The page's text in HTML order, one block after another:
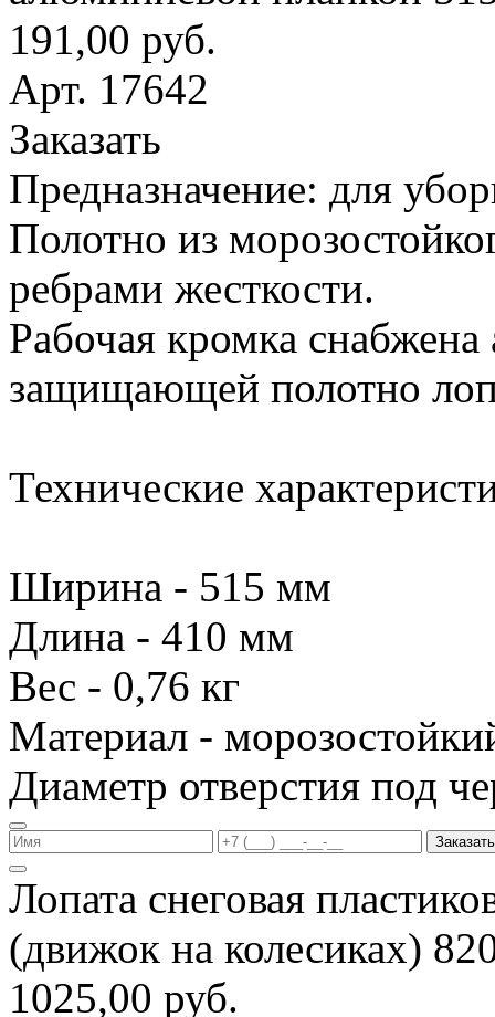
191,00 руб.
Арт. 17642
Заказать
Предназначение: для
Полотно из
ребрами жесткости.
Рабочая кромка
защищающей полотно
Технические
Ширина - 515 мм
Длина - 410 мм
Вес - 0,76 кг
Материал -
Диаметр отверстия под
Заказать
Лопата снеговая
(движок на колесиках)
1025,00 руб.